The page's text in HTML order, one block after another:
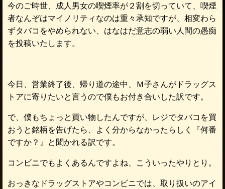
今のご時世、成人男女の喫煙率が２割を切っていて、喫煙
者なんぞはマイノリティなのは重々承知ですが、相変わら
ずタバコをやめられない、はなはだ意志の弱い人間の愚痴
を投稿いたします。
今日、営業終了後、帰り道の途中、Ｍ子さんがドラッグス
トアに寄りたいと言うので僕もお付き合いした訳です。
で、僕もちょっと買い物したんですが、レジでタバコを買
おうと銘柄を告げたら、よく分からなかったらしく『何番
ですか？』と聞かれる訳です。
コンビニでもよくあるんですよね、こういったやりとり。
おっきなドラッグストアやコンビニでは、取り扱いのアイ